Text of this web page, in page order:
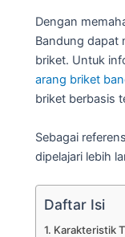
Dengan
Bandung dapat
briket. Untuk
arang briket
briket berbasis
Sebagai
dipelajari lebih
Daftar Isi
Karakteristik